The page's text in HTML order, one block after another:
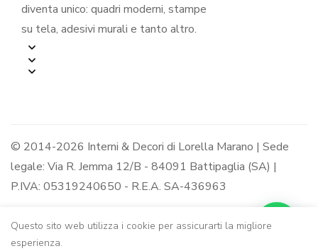
diventa unico: quadri moderni, stampe
su tela, adesivi murali e tanto altro.
© 2014-2026 Interni & Decori di Lorella Marano | Sede
legale: Via R. Jemma 12/B - 84091 Battipaglia (SA) |
P.IVA: 05319240650 - R.E.A. SA-436963
Questo sito web utilizza i cookie per assicurarti la migliore
esperienza.